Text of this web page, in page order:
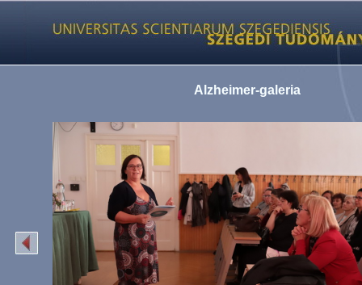
Alzheimer-galeria